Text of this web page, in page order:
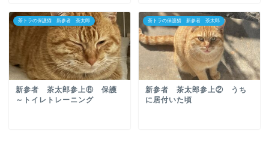
茶トラの保護猫 新参者 茶太郎
新参者 茶太郎参上⑥ 保護
～トイレトレーニング
茶トラの保護猫 新参者 茶太郎
新参者 茶太郎参上② うち
に居付いた頃